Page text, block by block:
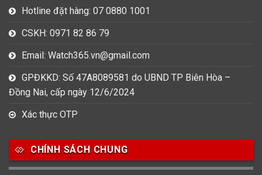
Hotline đặt hàng: 07 0880 1001
CSKH: 0971 82 86 79
Email: Watch365.vn@gmail.com
GPĐKKD: Số 47A8089581 do UBND TP Biên Hòa –
Đồng Nai, cấp ngày 12/6/2024
Xác thực OTP
CHÍNH SÁCH CHUNG